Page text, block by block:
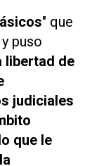
" que
puso
libertad de
judiciales
que le